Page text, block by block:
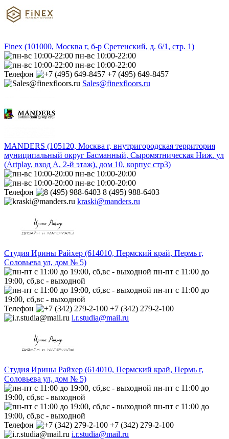
Finex (101000, Москва г, б-р Сретенский, д. 6/1, стр. 1)
пн-вс 10:00-22:00
пн-вс 10:00-22:00
Телефон
+7 (495) 649-8457
Sales@finexfloors.ru
MANDERS (105120, Москва г, внутригородская территория
муниципальный округ Басманный, Сыромятническая Ниж. ул
(Artplay, вход А, 2-й этаж), дом 10, корпус стр3)
пн-вс 10:00-20:00
пн-вс 10:00-20:00
Телефон
8 (495) 988-6403
kraski@manders.ru
Студия Ирины Райхер (614010, Пермский край, Пермь г,
Соловьева ул, дом № 5)
пн-пт с 11:00 до
19:00, сб,вс - выходной
пн-пт с 11:00 до
19:00, сб,вс - выходной
Телефон
+7 (342) 279-2-100
i.r.studia@mail.ru
Студия Ирины Райхер (614010, Пермский край, Пермь г,
Соловьева ул, дом № 5)
пн-пт с 11:00 до
19:00, сб,вс - выходной
пн-пт с 11:00 до
19:00, сб,вс - выходной
Телефон
+7 (342) 279-2-100
i.r.studia@mail.ru